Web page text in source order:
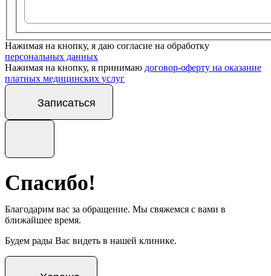
Нажимая на кнопку, я даю согласие на обработку
персональных данных
Нажимая на кнопку, я принимаю договор-оферту на оказание
платных медицинских услуг
Записаться
Спасибо!
Благодарим вас за обращение. Мы свяжемся с вами в
ближайшее время.
Будем рады Вас видеть в нашей клинике.